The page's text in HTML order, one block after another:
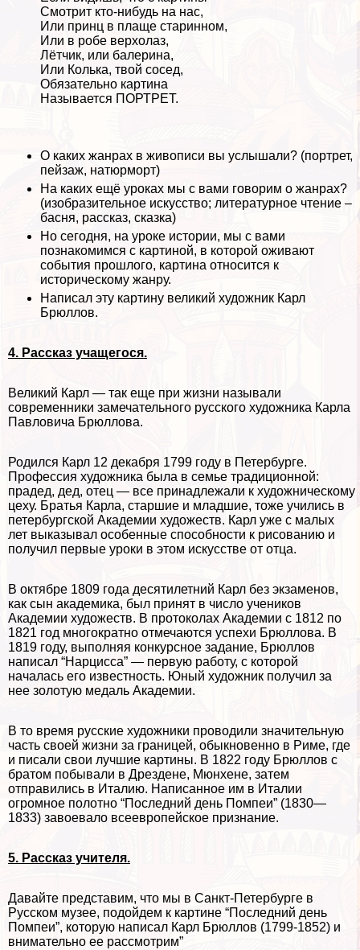
Смотрит кто-нибудь на нас,
Или принц в плаще старинном,
Или в робе верхолаз,
Лётчик, или балерина,
Или Колька, твой сосед,
Обязательно картина
Называется ПОРТРЕТ.
О каких жанрах в живописи вы услышали? (портрет,
пейзаж, натюрморт)
На каких ещё уроках мы с вами говорим о жанрах?
(изобразительное искусство; литературное чтение –
басня, рассказ, сказка)
Но сегодня, на уроке истории, мы с вами
познакомимся с картиной, в которой оживают
события прошлого, картина относится к
историческому жанру.
Написал эту картину великий художник Карл
Брюллов.
4. Рассказ учащегося.
Великий Карл — так еще при жизни называли
современники замечательного русского художника Карла
Павловича Брюллова.
Родился Карл 12 декабря 1799 году в Петербурге.
Профессия художника была в семье традиционной:
прадед, дед, отец — все принадлежали к художническому
цеху. Братья Карла, старшие и младшие, тоже учились в
петербургской Академии художеств. Карл уже с малых
лет выказывал особенные способности к рисованию и
получил первые уроки в этом искусстве от отца.
В октябре 1809 года десятилетний Карл без экзаменов,
как сын академика, был принят в число учеников
Академии художеств. В протоколах Академии с 1812 по
1821 год многократно отмечаются успехи Брюллова. В
1819 году, выполняя конкурсное задание, Брюллов
написал “Нарцисса” — первую работу, с которой
началась его известность. Юный художник получил за
нее золотую медаль Академии.
В то время русские художники проводили значительную
часть своей жизни за границей, обыкновенно в Риме, где
и писали свои лучшие картины. В 1822 году Брюллов с
братом побывали в Дрездене, Мюнхене, затем
отправились в Италию. Написанное им в Италии
огромное полотно “Последний день Помпеи” (1830—
1833) завоевало всеевропейское признание.
5. Рассказ учителя.
Давайте представим, что мы в Санкт-Петербурге в
Русском музее, подойдем к картине “Последний день
Помпеи”, которую написал Карл Брюллов (1799-1852) и
внимательно ее рассмотрим”